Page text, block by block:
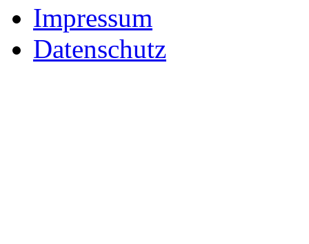
Impressum
Datenschutz